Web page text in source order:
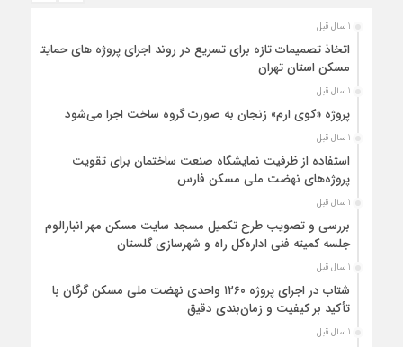
1 سال قبل
اتخاذ تصمیمات تازه برای تسریع در روند اجرای پروژه های حمایتی
مسکن استان تهران
1 سال قبل
پروژه «کوی ارم» زنجان به صورت گروه ساخت اجرا می‌شود
1 سال قبل
استفاده از ظرفیت نمایشگاه صنعت ساختمان برای تقویت
پروژه‌های نهضت ملی مسکن فارس
1 سال قبل
بررسی و تصویب طرح تکمیل مسجد سایت مسکن مهر انبارالوم در
جلسه کمیته فنی اداره‌کل راه و شهرسازی گلستان
1 سال قبل
شتاب در اجرای پروژه ۱۲۶۰ واحدی نهضت ملی مسکن گرگان با
تأکید بر کیفیت و زمان‌بندی دقیق
1 سال قبل